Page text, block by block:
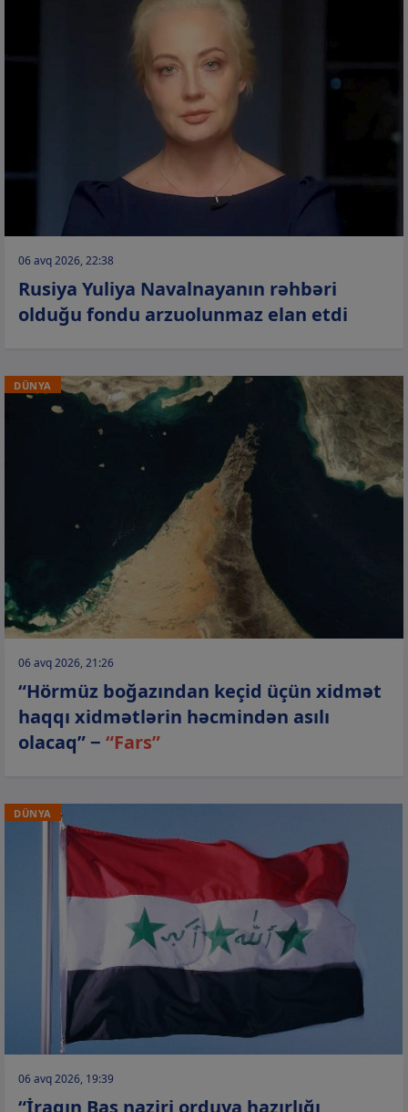
06 avq 2026, 22:38
Rusiya Yuliya Navalnayanın rəhbəri
olduğu fondu arzuolunmaz elan etdi
DÜNYA
06 avq 2026, 21:26
“Hörmüz boğazından keçid üçün xidmət
haqqı xidmətlərin həcmindən asılı
olacaq” − “Fars”
DÜNYA
06 avq 2026, 19:39
“İraqın Baş naziri orduya hazırlığı